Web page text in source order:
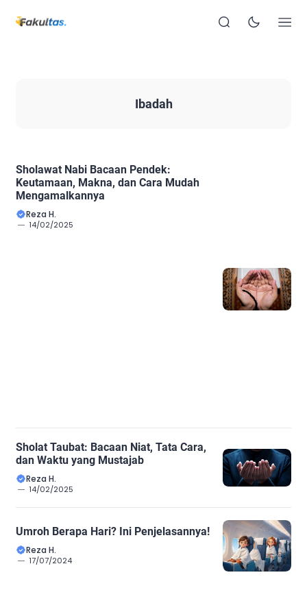
Ibadah
Sholawat Nabi Bacaan Pendek:
Keutamaan, Makna, dan Cara Mudah
Mengamalkannya
Reza H.
14/02/2025
Sholat Taubat: Bacaan Niat, Tata Cara,
dan Waktu yang Mustajab
Reza H.
14/02/2025
Umroh Berapa Hari? Ini Penjelasannya!
Reza H.
17/07/2024